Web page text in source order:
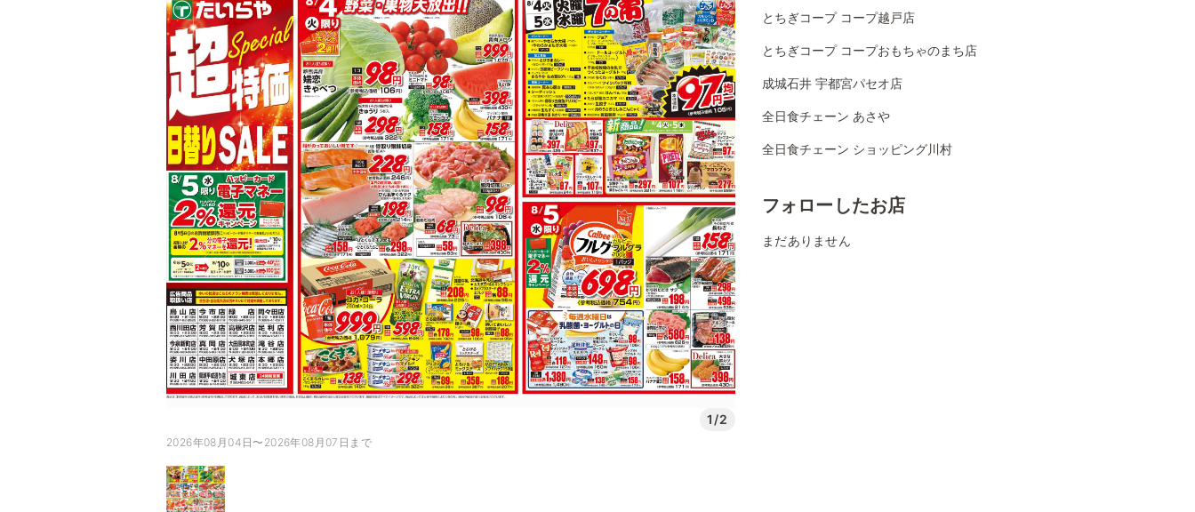
1/2
2026年08月04日〜2026年08月07日まで
とちぎコープ コープ越戸店
とちぎコープ コープおもちゃのまち店
成城石井 宇都宮パセオ店
全日食チェーン あさや
全日食チェーン ショッピング川村
フォローしたお店
まだありません